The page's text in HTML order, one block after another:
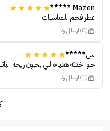
Mazen *****
عطر فخم للمناسبات
(0) ارسال رد
ليل*****
حلو اخذته هديةة للي يحبون ريحه
(1) ارسال رد